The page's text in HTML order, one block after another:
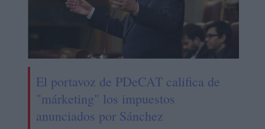
El portavoz de PDeCAT califica de
"márketing" los impuestos
anunciados por Sánchez